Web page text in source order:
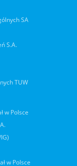
SA
S.A.
TUW
w Polsce
w Polsce